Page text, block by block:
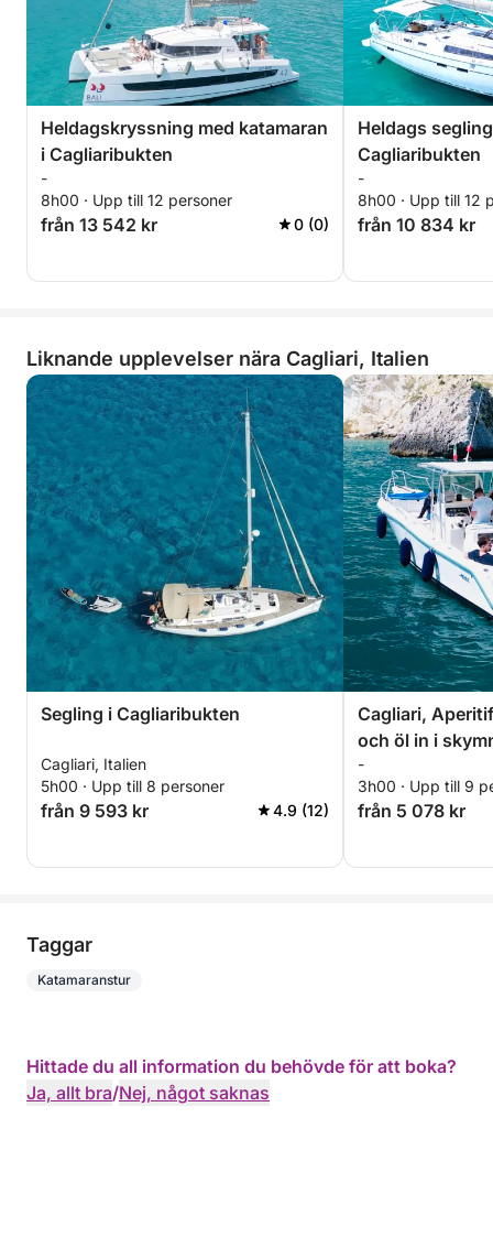
Heldagskryssning med katamaran
i Cagliaribukten
-
8h00 · Upp till 12 personer
från 13 542 kr 0 (0)
Heldags
Cagliaribukten
-
8h00 · Upp till 12
från 10 834 kr
Liknande upplevelser nära Cagliari, Italien
Segling i Cagliaribukten
Cagliari, Italien
5h00 · Upp till 8 personer
från 9 593 kr 4.9 (12)
Cagliari,
och öl in i
-
3h00 · Upp till 9
från 5 078 kr
Taggar
Katamaranstur
Hittade du all information du behövde för att boka?
Ja, allt bra/Nej, något saknas